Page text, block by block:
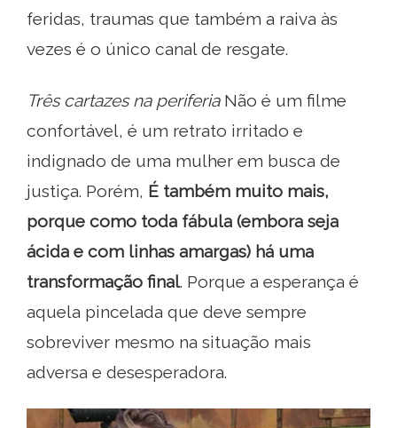
feridas, traumas que também a raiva às
vezes é o único canal de resgate.
Três cartazes na periferiaNão é um filme
confortável, é um retrato irritado e
indignado de uma mulher em busca de
justiça. Porém, É também muito mais,
porque como toda fábula (embora seja
ácida e com linhas amargas) há uma
transformação final. Porque a esperança é
aquela pincelada que deve sempre
sobreviver mesmo na situação mais
adversa e desesperadora.